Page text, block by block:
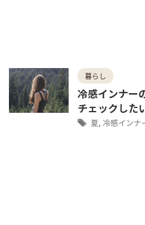
暮らし
冷感インナー
チェックした
夏, 冷感インナ